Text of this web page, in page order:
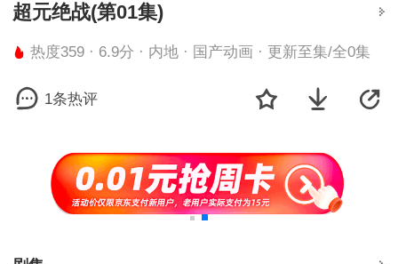
超元绝战(第01集)
热度359 · 6.9分 · 内地 · 国产动画 · 更新至集/全0集
1条热评